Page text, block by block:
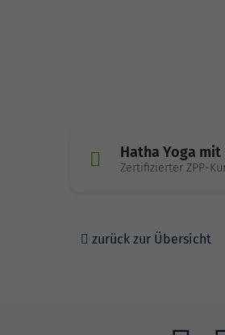
Hatha Yoga mit
Zertifizierter ZPP-
zurück zur Übersicht